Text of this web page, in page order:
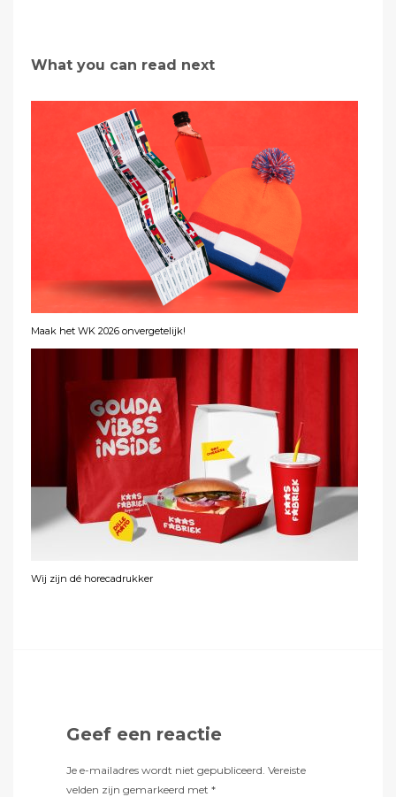
What you can read next
Maak het WK 2026 onvergetelijk!
Wij zijn dé horecadrukker
Geef een reactie
Je e-mailadres wordt niet gepubliceerd. Vereiste
velden zijn gemarkeerd met *